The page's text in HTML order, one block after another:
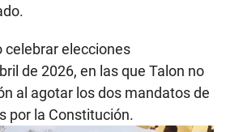
celebrar elecciones
de 2026, en las que Talon no
al agotar los dos mandatos de
por la Constitución.